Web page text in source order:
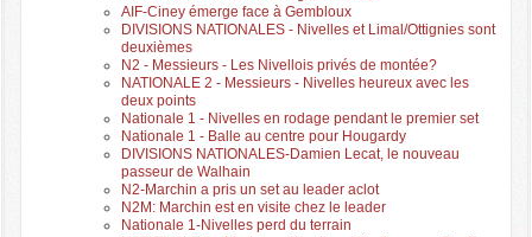
AIF-Ciney émerge face à Gembloux
DIVISIONS NATIONALES - Nivelles et Limal/Ottignies sont
deuxièmes
N2 - Messieurs - Les Nivellois privés de montée?
NATIONALE 2 - Messieurs - Nivelles heureux avec les
deux points
Nationale 1 - Nivelles en rodage pendant le premier set
Nationale 1 - Balle au centre pour Hougardy
DIVISIONS NATIONALES-Damien Lecat, le nouveau
passeur de Walhain
N2-Marchin a pris un set au leader aclot
N2M: Marchin est en visite chez le leader
Nationale 1-Nivelles perd du terrain